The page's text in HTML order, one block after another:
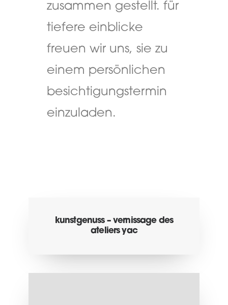
zusammen gestellt. für
tiefere einblicke
freuen wir uns, sie zu
einem persönlichen
besichtigungstermin
einzuladen.
kunstgenuss – vernissage des
ateliers yac